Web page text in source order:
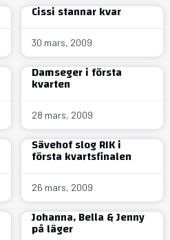
Cissi stannar kvar
30 mars, 2009
Damseger i första
kvarten
28 mars, 2009
Sävehof slog RIK i
första kvartsfinalen
26 mars, 2009
Johanna, Bella & Jenny
på läger